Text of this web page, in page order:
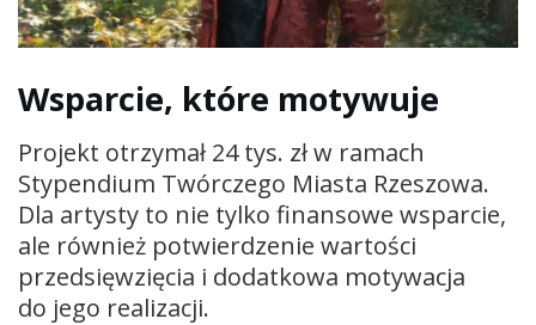
Wsparcie, które motywuje
Projekt otrzymał 24 tys. zł w ramach
Stypendium Twórczego Miasta Rzeszowa.
Dla artysty to nie tylko finansowe wsparcie,
ale również potwierdzenie wartości
przedsięwzięcia i dodatkowa motywacja
do jego realizacji.